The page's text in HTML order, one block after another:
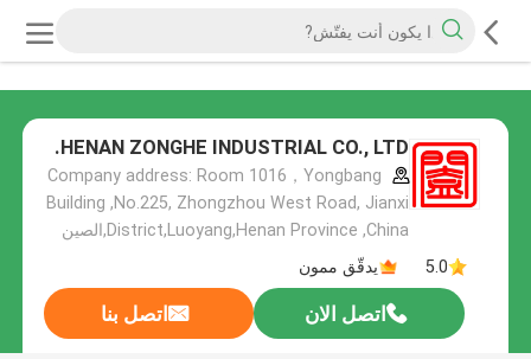
HENAN ZONGHE INDUSTRIAL CO., LTD.
Company address: Room 1016，Yongbang
Building ,No.225, Zhongzhou West Road, Jianxi
District,Luoyang,Henan Province ,China,الصين
5.0
يدقّق ممون
اتصل الان اتصل بنا